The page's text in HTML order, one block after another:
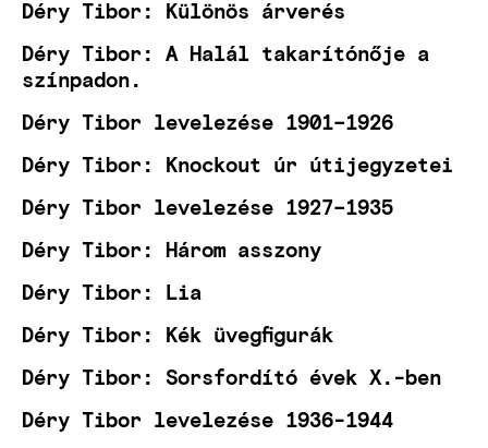
Déry Tibor: Különös árverés
Déry Tibor: A Halál takarítónője a
színpadon.
Déry Tibor levelezése 1901–1926
Déry Tibor: Knockout úr útijegyzetei
Déry Tibor levelezése 1927–1935
Déry Tibor: Három asszony
Déry Tibor: Lia
Déry Tibor: Kék üvegfigurák
Déry Tibor: Sorsfordító évek X.-ben
Déry Tibor levelezése 1936-1944